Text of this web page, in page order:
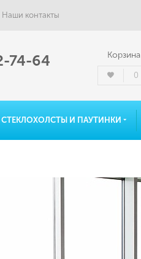
Наши контакты
74-64 Корзина
0
СТЕКЛОХОЛСТЫ И ПАУТИНКИ